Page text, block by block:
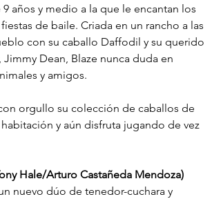
años y medio a la que le encantan los
de baile. Criada en un rancho a las
con su caballo Daffodil y su querido
Dean, Blaze nunca duda en
y amigos.
orgullo su colección de caballos de
y aún disfruta jugando de vez
Hale/Arturo Castañeda Mendoza)
nuevo dúo de tenedor-cuchara y